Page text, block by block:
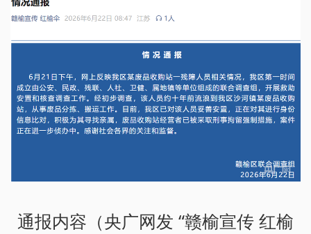
通报内容（央广网发 “赣榆宣传 红榆